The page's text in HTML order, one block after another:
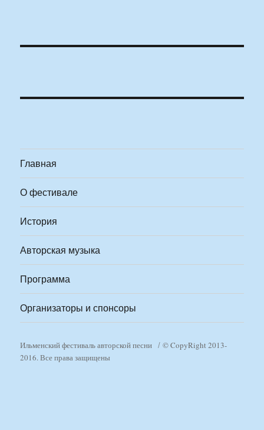
Главная
О фестивале
История
Авторская музыка
Программа
Организаторы и спонсоры
Ильменский фестиваль авторской песни
© CopyRight 2013-
2016. Все права защищены